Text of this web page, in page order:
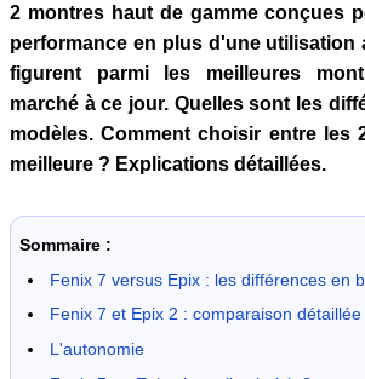
2 montres haut de gamme conçues
performance en plus d'une utilisation
figurent parmi les meilleures
marché à ce jour. Quelles sont les
modèles. Comment choisir entre les
meilleure ? Explications détaillées.
Sommaire :
Fenix 7 versus Epix : les différences en
Fenix 7 et Epix 2 : comparaison
L'autonomie